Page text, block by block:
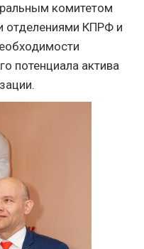
комитетом
отделениями КПРФ и
потенциала актива